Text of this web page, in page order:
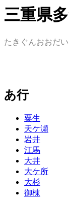
三重県
たきぐんおおだい
あ行
粟生
天ケ瀬
岩井
江馬
大井
大ケ所
大杉
御棟